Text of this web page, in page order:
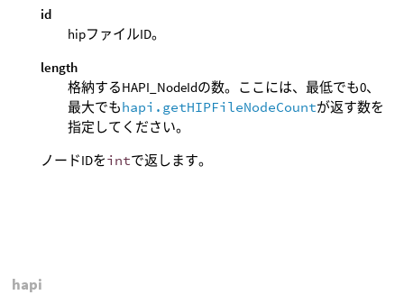
id
hipファイルID。
length
格納するHAPI_NodeIdの数。ここには、最低でも0、
最大でもhapi.getHIPFileNodeCountが返す数を
指定してください。
ノードIDをintで返します。
hapi